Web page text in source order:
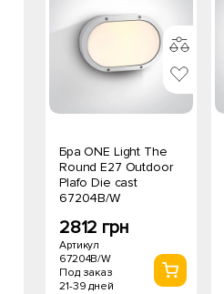
Бра ONE Light The
Round E27 Outdoor
Plafo Die cast
67204B/W
2812 грн
Артикул
67204B/W
Под заказ
21-39 дней